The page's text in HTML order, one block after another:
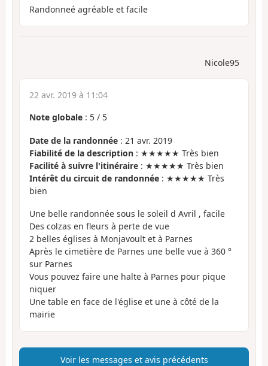
Randonneé agréable et facile
Nicole95
22 avr. 2019 à 11:04
Note globale : 5 / 5
Date de la randonnée : 21 avr. 2019
Fiabilité de la description : ★★★★★ Très bien
Facilité à suivre l'itinéraire : ★★★★★ Très bien
Intérêt du circuit de randonnée : ★★★★★ Très
bien
Une belle randonnée sous le soleil d Avril , facile
Des colzas en fleurs à perte de vue
2 belles églises à Monjavoult et à Parnes
Après le cimetière de Parnes une belle vue à 360 °
sur Parnes
Vous pouvez faire une halte à Parnes pour pique
niquer
Une table en face de l'église et une à côté de la
mairie
Voir les messages et avis précédents